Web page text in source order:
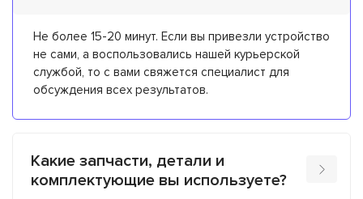
Не более 15-20 минут. Если вы привезли устройство
не сами, а воспользовались нашей курьерской
службой, то с вами свяжется специалист для
обсуждения всех результатов.
Какие запчасти, детали и
комплектующие вы используете?